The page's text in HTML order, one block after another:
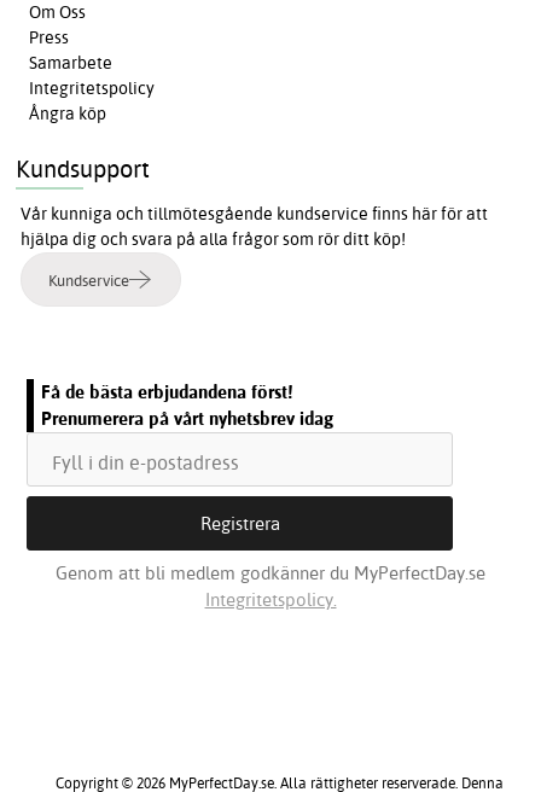
Om Oss
Press
Samarbete
Integritetspolicy
Ångra köp
Kundsupport
Vår kunniga och tillmötesgående kundservice finns här för att
hjälpa dig och svara på alla frågor som rör ditt köp!
Kundservice
Få de bästa erbjudandena först!
Prenumerera på vårt nyhetsbrev idag
Genom att bli medlem godkänner du MyPerfectDay.se
Integritetspolicy.
Copyright © 2026 MyPerfectDay.se. Alla rättigheter reserverade. Denna